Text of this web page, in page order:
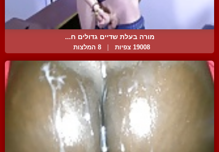
מורה בעלת שדיים גדולים ח...
19008 צפיות 8 המלצות